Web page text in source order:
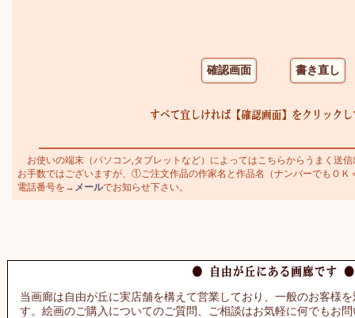
お使いの端末（パソコン,タブレットなど）によってはこちらからうまく送
お手数ではございますが、①ご注文作品の作家名と作品名（ナンバーでもＯ
電話番号を→ メールでお知らせ下さい。
当画廊は自由が丘に実店舗を構えて営業しており、一般のお客様
す。絵画のご購入についてのご質問、ご相談はお気軽に何でもお